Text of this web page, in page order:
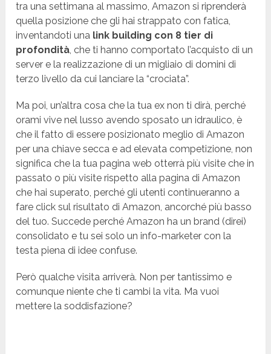
tra una settimana al massimo, Amazon si riprenderà
quella posizione che gli hai strappato con fatica,
inventandoti una link building con 8 tier di
profondità, che ti hanno comportato l’acquisto di un
server e la realizzazione di un migliaio di domini di
terzo livello da cui lanciare la “crociata”.
Ma poi, un’altra cosa che la tua ex non ti dirà, perché
orami vive nel lusso avendo sposato un idraulico, è
che il fatto di essere posizionato meglio di Amazon
per una chiave secca e ad elevata competizione, non
significa che la tua pagina web otterrà più visite che in
passato o più visite rispetto alla pagina di Amazon
che hai superato, perché gli utenti continueranno a
fare click sul risultato di Amazon, ancorché più basso
del tuo. Succede perché Amazon ha un brand (direi)
consolidato e tu sei solo un info-marketer con la
testa piena di idee confuse.
Però qualche visita arriverà. Non per tantissimo e
comunque niente che ti cambi la vita. Ma vuoi
mettere la soddisfazione?